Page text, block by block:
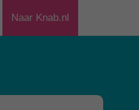
Naar Knab.nl